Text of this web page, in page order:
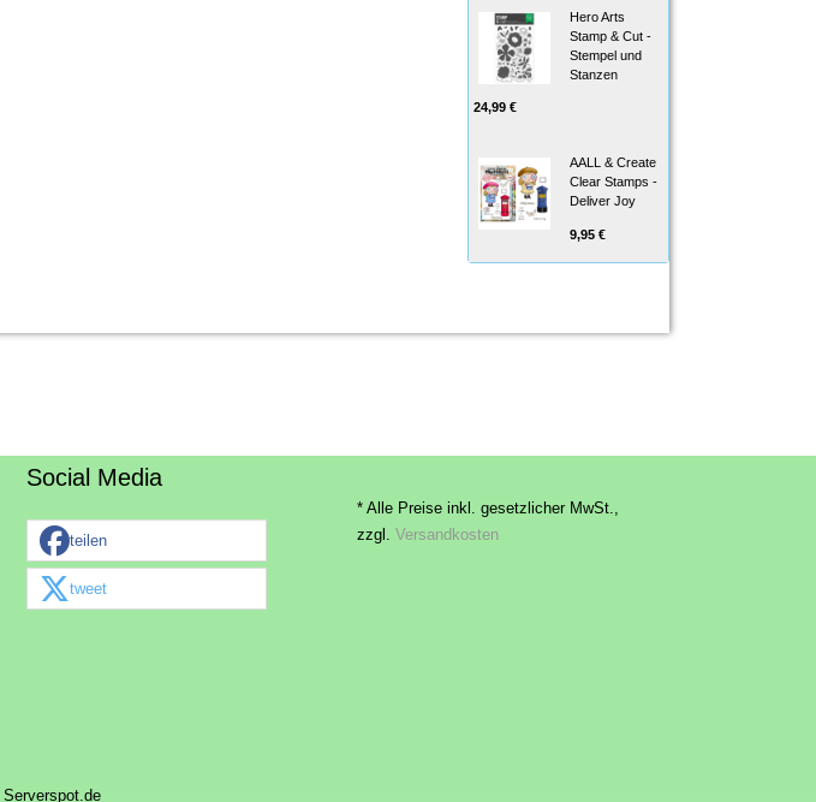
Hero Arts
Stamp & Cut -
Stempel und
Stanzen
24,99 €
AALL & Create
Clear Stamps -
Deliver Joy
9,95 €
Social Media
teilen
tweet
* Alle Preise inkl. gesetzlicher MwSt.,
zzgl. Versandkosten
Serverspot.de